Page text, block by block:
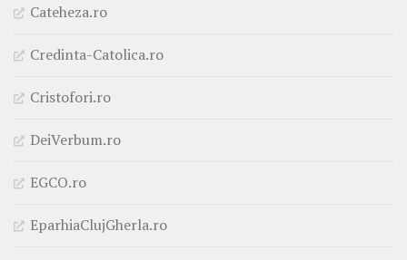
Cateheza.ro
Credinta-Catolica.ro
Cristofori.ro
DeiVerbum.ro
EGCO.ro
EparhiaClujGherla.ro